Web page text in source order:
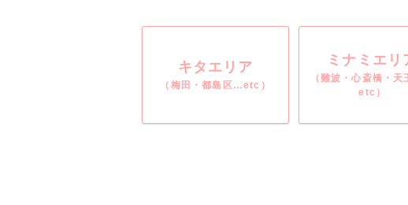
キタエリア
（梅田・都島区…etc）
ミナミエリ
（難波・心斎橋・
etc）